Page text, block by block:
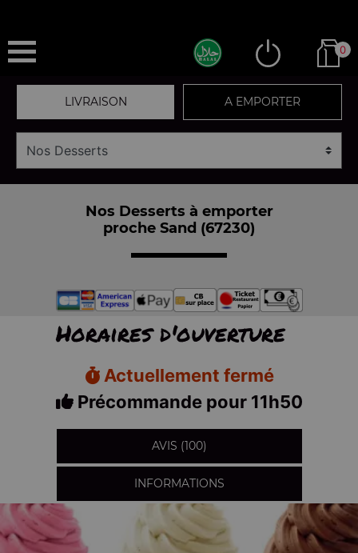
0
LIVRAISON A EMPORTER
Nos Desserts à emporter
proche Sand (67230)
Horaires d'ouverture
Actuellement fermé
Précommande pour 11h50
AVIS (100)
INFORMATIONS